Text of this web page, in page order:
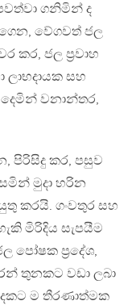
ගනිමින් ද
වේගවත් ජල
කර, ජල ප්‍රවාහ
ලාභදායක සහ
වනාන්තර,
පිරිසිදු කර, පසුව
මුදා හරින
කරයි. ගංවතුර සහ
මිරිදිය සැපයීම
පෝෂක ප්‍රදේශ,
තුනකට වඩා ලබා
ම තීරණාත්මක